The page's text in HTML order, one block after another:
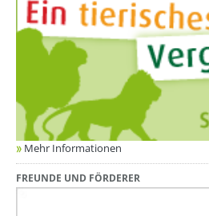
Mehr Informationen
FREUNDE UND FÖRDERER